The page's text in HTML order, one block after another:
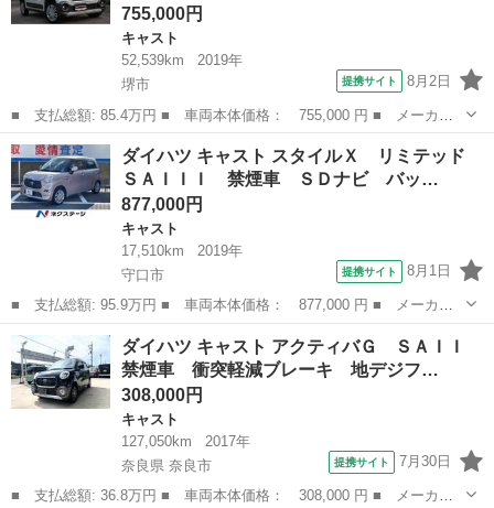
755,000円
キャスト
52,539km
2019年
堺市
提携サイト 8月2日
■ 支払総額: 85.4万円 ■ 車両本体価格： 755,000 円 ■ メーカー
名： ダイハツ ■ 車種名： キャスト ■ グレード名： アクティ
バＸ リミテッド ＳＡＩＩＩ 禁煙車 両席シートヒーター ＥＴ
Ｃ バックカ...
大阪 堺市 キャスト
ダイハツ キャスト スタイルＸ リミテッド
ＳＡＩＩＩ 禁煙車 ＳＤナビ バッ…
877,000円
キャスト
17,510km
2019年
守口市
提携サイト 8月1日
■ 支払総額: 95.9万円 ■ 車両本体価格： 877,000 円 ■ メーカー
名： ダイハツ ■ 車種名： キャスト ■ グレード名： スタイル
Ｘ リミテッド ＳＡＩＩＩ 禁煙車 ＳＤナビ バックカメラ 衝
突被害軽減シ...
大阪 守口市 キャスト
ダイハツ キャスト アクティバＧ ＳＡＩＩ
禁煙車 衝突軽減ブレーキ 地デジフ…
308,000円
キャスト
127,050km
2017年
奈良県 奈良市
提携サイト 7月30日
■ 支払総額: 36.8万円 ■ 車両本体価格： 308,000 円 ■ メーカー